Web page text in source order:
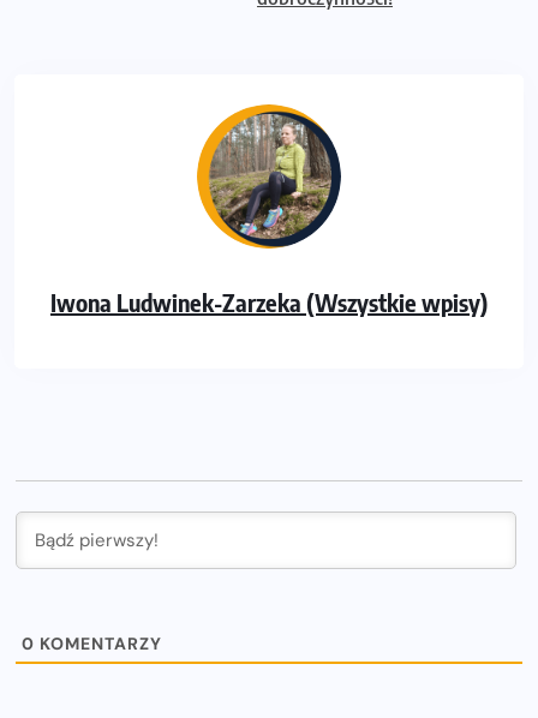
Iwona Ludwinek-Zarzeka (Wszystkie wpisy)
0 KOMENTARZY